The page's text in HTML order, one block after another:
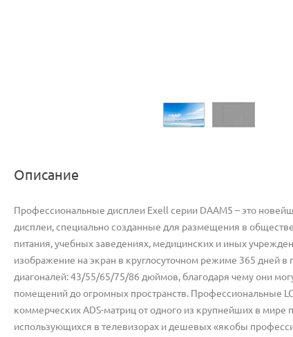
Описание
Профессиональные дисплеи Exell серии DAAM5 – это
дисплеи, специально созданные для размещения в
питания, учебных заведениях, медицинских и иных
изображение на экран в круглосуточном режиме 365 дней
диагоналей: 43/55/65/75/86 дюймов, благодаря чему они
помещений до огромных пространств. Профессиональные
коммерческих ADS-матриц от одного из крупнейших в мире
использующихся в телевизорах и дешевых «якобы